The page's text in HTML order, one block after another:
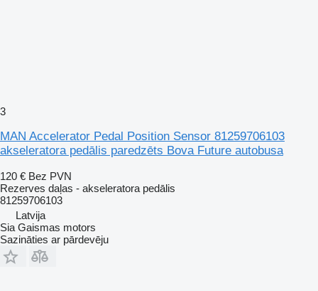
3
MAN Accelerator Pedal Position Sensor 81259706103
akseleratora pedālis paredzēts Bova Future autobusa
120 € Bez PVN
Rezerves daļas - akseleratora pedālis
81259706103
Latvija
Sia Gaismas motors
Sazināties ar pārdevēju